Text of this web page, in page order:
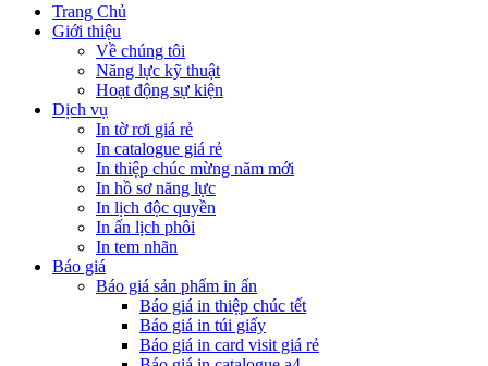
Trang Chủ
Giới thiệu
Về chúng tôi
Năng lực kỹ thuật
Hoạt động sự kiện
Dịch vụ
In tờ rơi giá rẻ
In catalogue giá rẻ
In thiệp chúc mừng năm mới
In hồ sơ năng lực
In lịch độc quyền
In ấn lịch phôi
In tem nhãn
Báo giá
Báo giá sản phẩm in ấn
Báo giá in thiệp chúc tết
Báo giá in túi giấy
Báo giá in card visit giá rẻ